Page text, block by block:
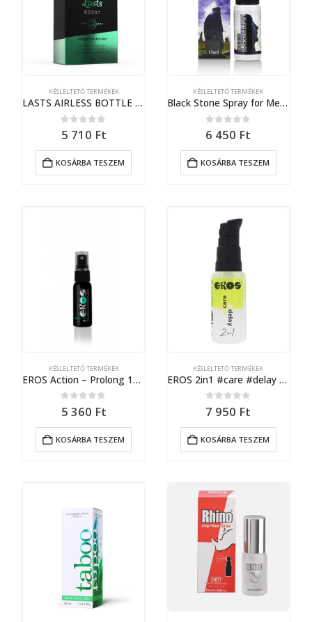
KÉSLELTETŐ TERMÉKEK
LASTS AIRLESS BOTTLE 15ML + BOX
0out of 5
5 710 Ft
KOSÁRBA TESZEM
KÉSLELTETŐ TERMÉKEK
Black Stone Spray for Men – 15 ml
0 out of 5
6 450 Ft
KOSÁRBA TESZEM
KÉSLELTETŐ TERMÉKEK
EROS Action – Prolong 101 – 30ml
0out of 5
5 360 Ft
KOSÁRBA TESZEM
KÉSLELTETŐ TERMÉKEK
EROS 2in1 #care #delay 30 ml
0 out of 5
7 950 Ft
KOSÁRBA TESZEM